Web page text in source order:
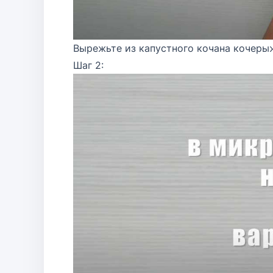
Вырежьте из капустного кочана
Шаг 2: